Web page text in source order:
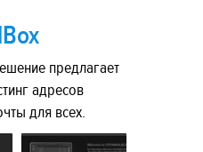
предлагает
адресов
для всех.